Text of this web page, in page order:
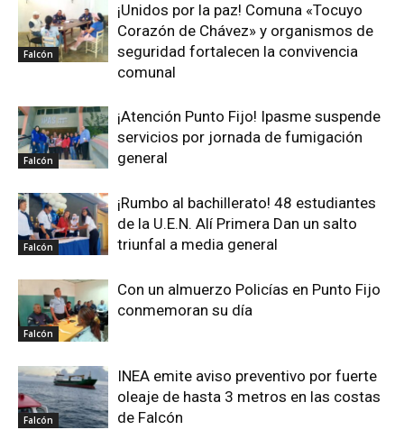
Falcón
¡Unidos por la paz! Comuna «Tocuyo
Corazón de Chávez» y organismos de
seguridad fortalecen la convivencia
comunal
Falcón
¡Atención Punto Fijo! Ipasme suspende
servicios por jornada de fumigación
general
Falcón
¡Rumbo al bachillerato! 48 estudiantes
de la U.E.N. Alí Primera Dan un salto
triunfal a media general
Falcón
Con un almuerzo Policías en Punto Fijo
conmemoran su día
Falcón
INEA emite aviso preventivo por fuerte
oleaje de hasta 3 metros en las costas
de Falcón